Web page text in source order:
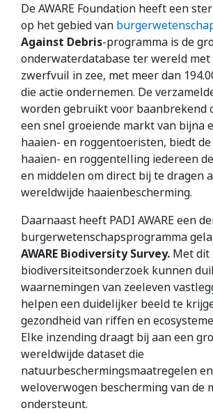
De AWARE Foundation heeft een
op het gebied van
Against Debris-programma is de
onderwaterdatabase ter wereld met
zwerfvuil in zee, met meer dan
die actie ondernemen. De
worden gebruikt voor baanbrekend
een snel groeiende markt van bijna
haaien- en roggentoeristen, biedt
haaien- en roggentelling iedereen
en middelen om direct bij te dragen
wereldwijde haaienbescherming.
Daarnaast heeft PADI AWARE een
burgerwetenschapsprogramma
AWARE Biodiversity Survey. Met dit
biodiversiteitsonderzoek kunnen
waarnemingen van zeeleven
helpen een duidelijker beeld te
gezondheid van riffen en
Elke inzending draagt bij aan een
wereldwijde dataset die
natuurbeschermingsmaatregelen en
weloverwogen bescherming van de
ondersteunt.